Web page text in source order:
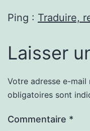
Ping : Traduire,
Laisser
Votre adresse e-mail
obligatoires sont
Commentaire *